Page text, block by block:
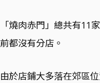
「燒肉赤門」總共有11
前都沒有分店。
由於店鋪大多落在郊區